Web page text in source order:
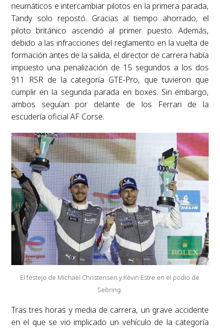
neumáticos e intercambiar pilotos en la primera parada,
Tandy solo repostó. Gracias al tiempo ahorrado, el
piloto británico ascendió al primer puesto. Además,
debido a las infracciones del reglamento en la vuelta de
formación antes de la salida, el director de carrera había
impuesto una penalización de 15 segundos a los dos
911 RSR de la categoría GTE-Pro, que tuvieron que
cumplir en la segunda parada en boxes. Sin embargo,
ambos seguían por delante de los Ferrari de la
escudería oficial AF Corse.
El festejo de Michael Christensen y Kévin Estre en el podio de
Sebring.
Tras tres horas y media de carrera, un grave accidente
en el que se vio implicado un vehículo de la categoría